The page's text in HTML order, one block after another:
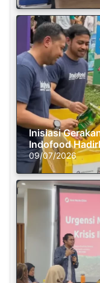
Inisiasi
Indofood
Semasa Piknik
09/07/2026